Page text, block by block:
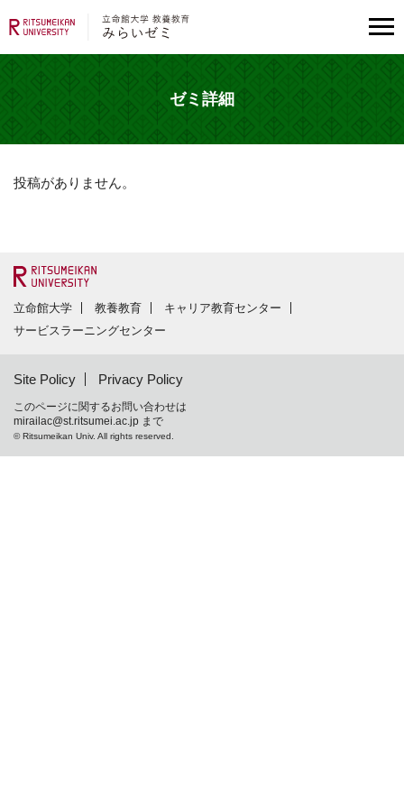
ゼミ詳細
投稿がありません。
立命館大学 教養教育
キャリア教育センター
サービスラーニングセンター
Site Policy Privacy Policy
このページに関するお問い合わせは
mirailac@st.ritsumei.ac.jp まで
© Ritsumeikan Univ. All rights reserved.